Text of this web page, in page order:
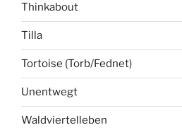
Thinkabout
Tilla
Tortoise (Torb/Fednet)
Unentwegt
Waldviertelleben